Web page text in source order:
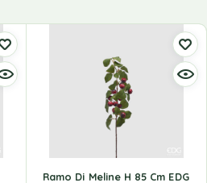
Ramo Di Meline H 85 Cm EDG